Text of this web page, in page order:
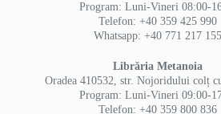
Program: Luni-Vineri 08:00-
Telefon: +40 359 425 990
Whatsapp: +40 771 217 155
Librăria Metanoia
Oradea 410532, str. Nojoridului colț
Program: Luni-Vineri 09:00-
Telefon: +40 359 800 836